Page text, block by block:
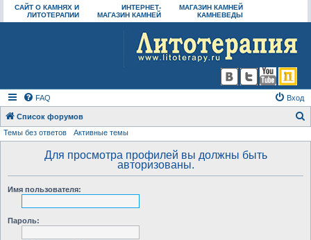
САЙТ О КАМНЯХ И
ЛИТОТЕРАПИИ
ИНТЕРНЕТ-
МАГАЗИН КАМНЕЙ
МАГАЗИН КАМНЕЙ
КАМНЕВЕДЫ
FAQ Вход
Список форумов
Темы без ответов Активные темы
Для просмотра профилей вы должны быть
авторизованы.
Имя пользователя:
Пароль: